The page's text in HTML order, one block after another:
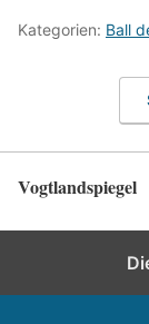
Kategorien: Ball
Vogtlandspiegel